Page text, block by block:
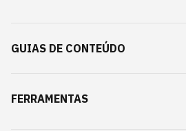
GUIAS DE CONTEÚDO
FERRAMENTAS